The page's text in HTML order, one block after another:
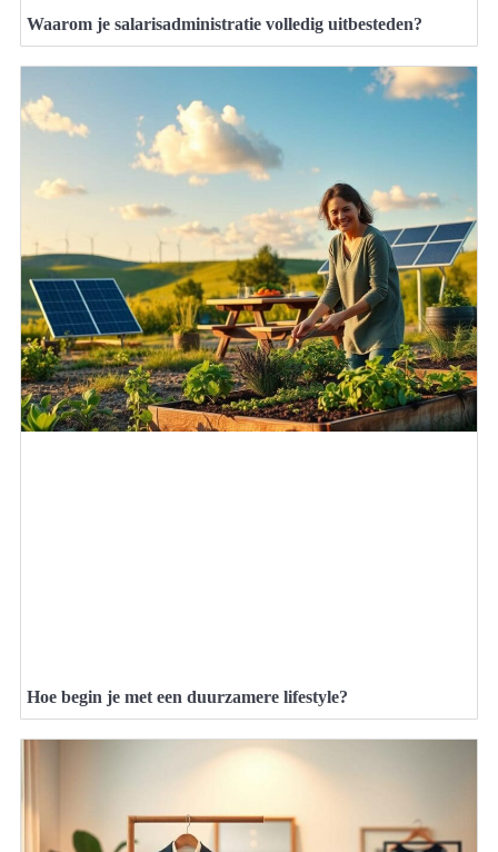
Waarom je salarisadministratie volledig uitbesteden?
Hoe begin je met een duurzamere lifestyle?